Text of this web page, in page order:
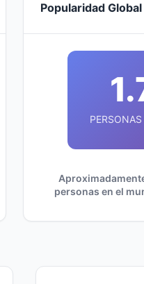
Popularidad Global
personas en el